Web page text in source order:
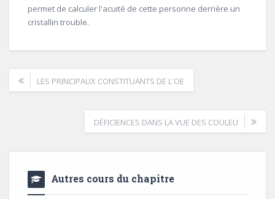
permet de calculer l'acuité de cette personne derrière un
cristallin trouble.
LES PRINCIPAUX CONSTITUANTS DE L'OE
DÉFICIENCES DANS LA VUE DES COULEU
Autres cours du chapitre